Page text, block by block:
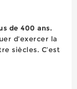
de 400 ans.
d’exercer la
siècles. C’est